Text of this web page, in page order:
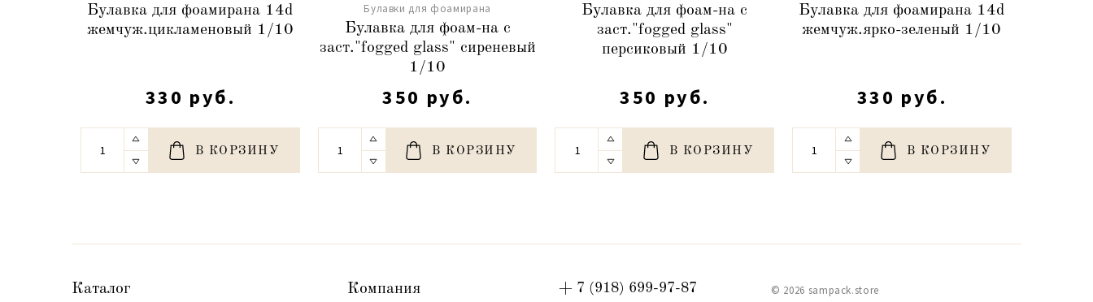
Булавка для фоамирана 14d
жемчуж.цикламеновый 1/10
330 руб.
В КОРЗИНУ
Булавки для фоамирана
Булавка для фоам-на с
заст."fogged glass" сиреневый
1/10
350 руб.
В КОРЗИНУ
Булавка для фоам-на с
заст."fogged glass"
персиковый 1/10
350 руб.
В КОРЗИНУ
Булавка для фоамирана 14d
жемчуж.ярко-зеленый 1/10
330 руб.
В КОРЗИНУ
Каталог Компания + 7 (918) 699-97-87 © 2026 sampack.store